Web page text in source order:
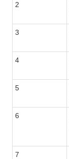
2
3
4
5
6
7